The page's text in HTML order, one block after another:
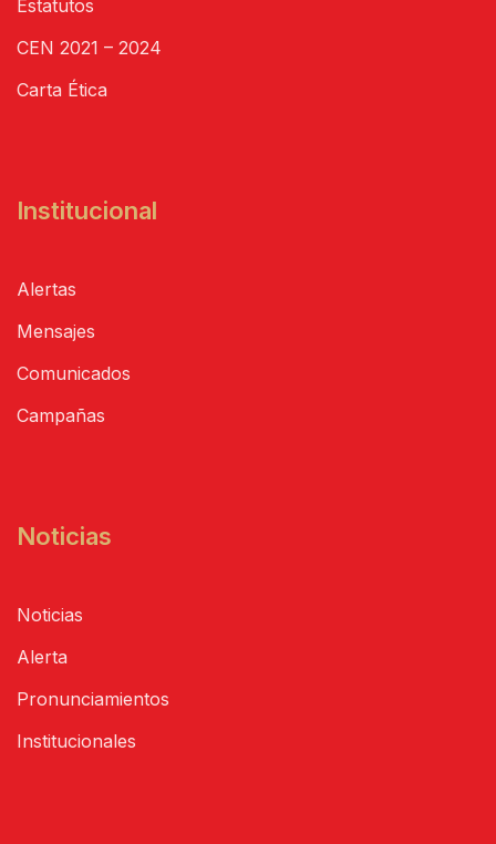
Estatutos
CEN 2021 – 2024
Carta Ética
Institucional
Alertas
Mensajes
Comunicados
Campañas
Noticias
Noticias
Alerta
Pronunciamientos
Institucionales